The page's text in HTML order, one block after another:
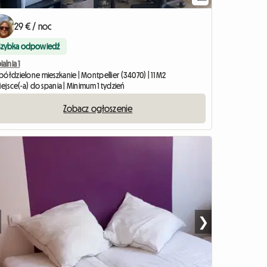
29 € / noc
odpowiedź
1
mieszkanie | Montpellier (34070) | 11 M2
a) do spania | Minimum 1 tydzień
Zobacz ogłoszenie
❯